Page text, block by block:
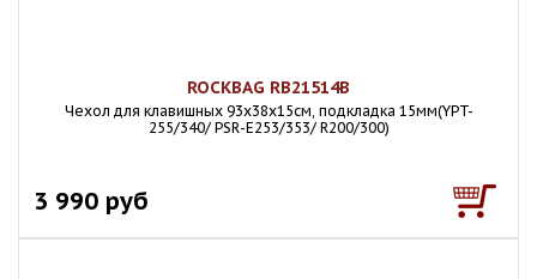
ROCKBAG RB21514B
Чехол для клавишных 93х38х15см, подкладка 15мм(YPT-
255/340/ PSR-E253/353/ R200/300)
3 990 руб